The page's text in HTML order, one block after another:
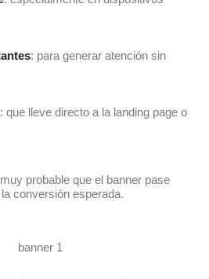
: para generar atención sin
: que lleve directo a la landing page o
probable que el banner pase
conversión esperada.